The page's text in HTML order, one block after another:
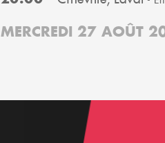
MERCREDI 27 AOÛT